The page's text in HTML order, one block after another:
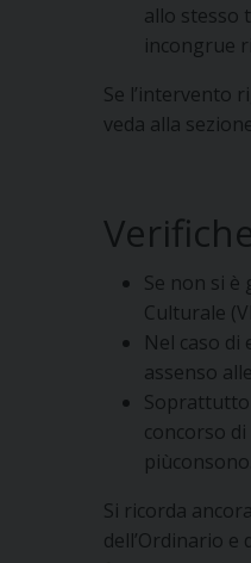
allo stesso
incongrue
Se l’intervento
veda alla
Se non si
Culturale
Nel caso
assenso
concorso
piùconsono.
Si ricorda
dell’Ordinario e